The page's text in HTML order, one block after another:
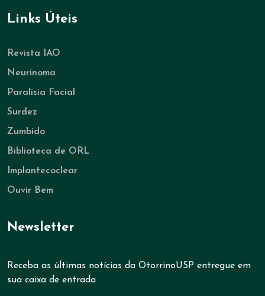
Links Úteis
Revista IAO
Neurinoma
Paralisia Facial
Surdez
Zumbido
Biblioteca de ORL
Implantecoclear
Ouvir Bem
Newsletter
Receba as últimas notícias da OtorrinoUSP entregue em
sua caixa de entrada